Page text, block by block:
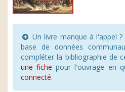
Un livre manque à l'appel
base de données
compléter la bibliographie de
une fiche pour l'ouvrage en
connecté.